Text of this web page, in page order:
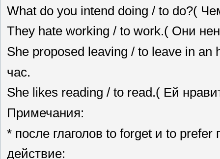
What do you intend doing / to do?(
They hate working / to work.( Они
She proposed leaving / to leave in
час.
She likes reading / to read.( Ей
Примечания:
* после глаголов to forget и to prefer
действие: